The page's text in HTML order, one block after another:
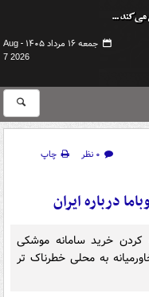
جمعه ۱۶ مرداد ۱۴۰۵ -
Aug
7 2026
۰ نظر
چاپ
درباره ایران
کردن خرید سامانه موشکی
به محلی خطرناک تر